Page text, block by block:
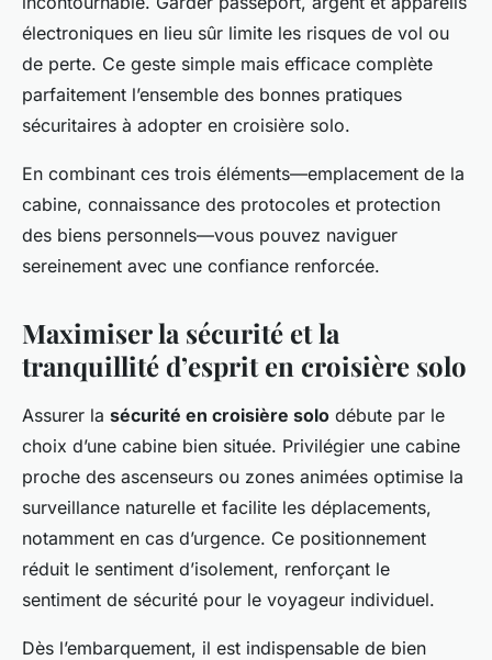
électroniques en lieu sûr limite les risques de vol ou
de perte. Ce geste simple mais efficace complète
parfaitement l’ensemble des bonnes pratiques
sécuritaires à adopter en croisière solo.
En combinant ces trois éléments—emplacement de la
cabine, connaissance des protocoles et protection
des biens personnels—vous pouvez naviguer
sereinement avec une confiance renforcée.
Maximiser la sécurité et la
tranquillité d’esprit en croisière solo
Assurer la sécurité en croisière solo débute par le
choix d’une cabine bien située. Privilégier une cabine
proche des ascenseurs ou zones animées optimise la
surveillance naturelle et facilite les déplacements,
notamment en cas d’urgence. Ce positionnement
réduit le sentiment d’isolement, renforçant le
sentiment de sécurité pour le voyageur individuel.
Dès l’embarquement, il est indispensable de bien